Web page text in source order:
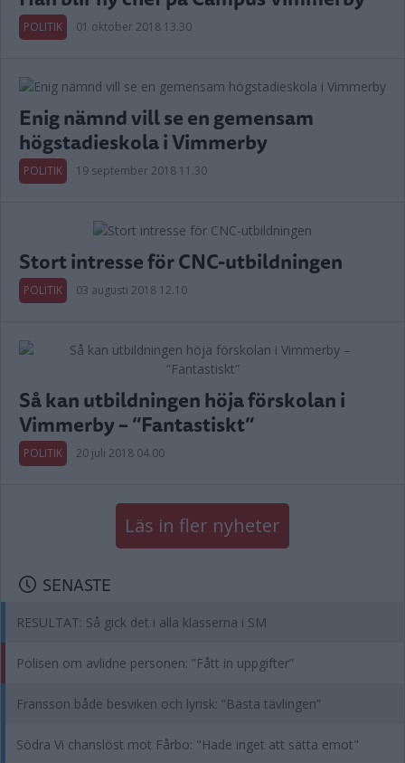
POLITIK 01 oktober 2018 13.30
Enig nämnd vill se en gemensam
högstadieskola i Vimmerby
POLITIK 19 september 2018 11.30
Stort intresse för CNC-utbildningen
POLITIK 03 augusti 2018 12.10
Så kan utbildningen höja förskolan i
Vimmerby – ”Fantastiskt”
POLITIK 20 juli 2018 04.00
Läs in fler nyheter
SENASTE
RESULTAT: Så gick det i alla klasserna i SM
Polisen om avlidne personen: ”Fått in uppgifter”
Fransson både besviken och lyrisk: ”Bästa tävlingen”
Södra Vi chanslöst mot Fårbo: "Hade inget att sätta emot"